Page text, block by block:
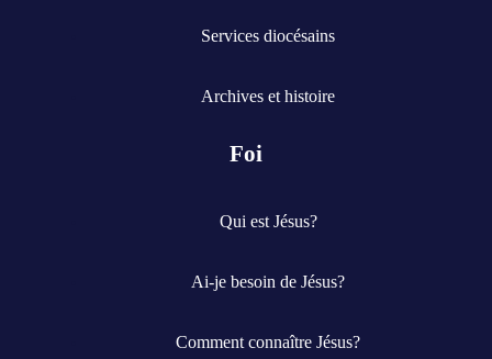
Services diocésains
Archives et histoire
Foi
Qui est Jésus?
Ai-je besoin de Jésus?
Comment connaître Jésus?